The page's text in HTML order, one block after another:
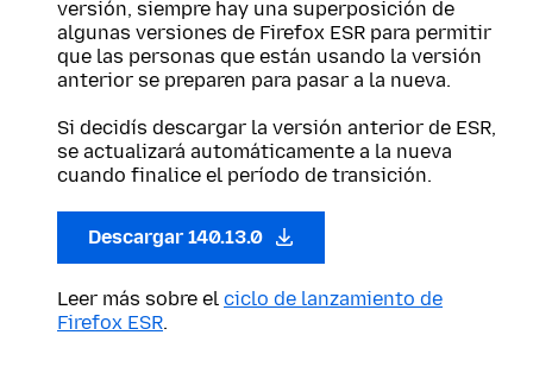
versión, siempre hay una superposición de
algunas versiones de Firefox ESR para permitir
que las personas que están usando la versión
anterior se preparen para pasar a la nueva.
Si decidís descargar la versión anterior de ESR,
se actualizará automáticamente a la nueva
cuando finalice el período de transición.
Descargar 140.13.0
Leer más sobre el ciclo de lanzamiento de
Firefox ESR.